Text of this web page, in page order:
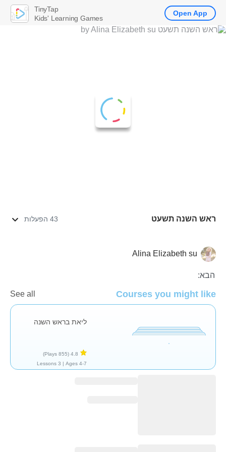
ראש השנה תשעט 43 הפעלות
🎉 ראש השנה האזרחית
Alina Elizabeth su
הבא:
Courses you might like
See all
ליאת בראש השנה
4.8
(855 Plays)
Ages 4-7 |
3 Lessons
TinyTap
Kids' Learning Games
Open App